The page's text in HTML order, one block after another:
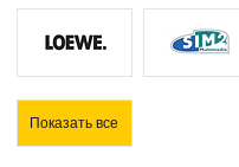
Показать все